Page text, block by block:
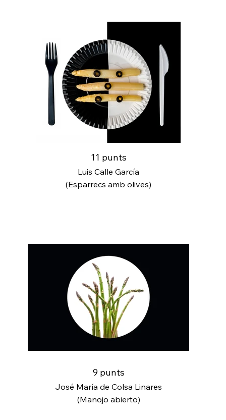
11 punts
Luis Calle García
(Esparrecs amb olives)
9 punts
José María de Colsa Linares
(Manojo abierto)